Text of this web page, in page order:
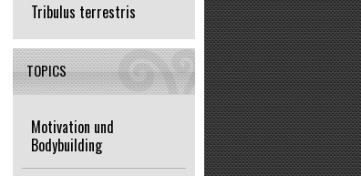
Tribulus terrestris
TOPICS
Motivation und
Bodybuilding